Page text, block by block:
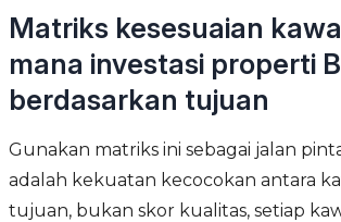
Matriks kesesuaian
mana investasi properti
berdasarkan tujuan
Gunakan matriks ini sebagai jalan
adalah kekuatan kecocokan antara
tujuan, bukan skor kualitas, setiap